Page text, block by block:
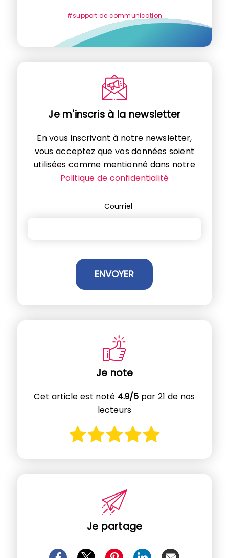
#support de communication
Je m'inscris à la newsletter
En vous inscrivant à notre newsletter,
vous acceptez que vos données soient
utilisées comme mentionné dans notre
Politique de confidentialité
Courriel
Je note
Cet article est noté 4.9/5 par 21 de nos
lecteurs
Je partage